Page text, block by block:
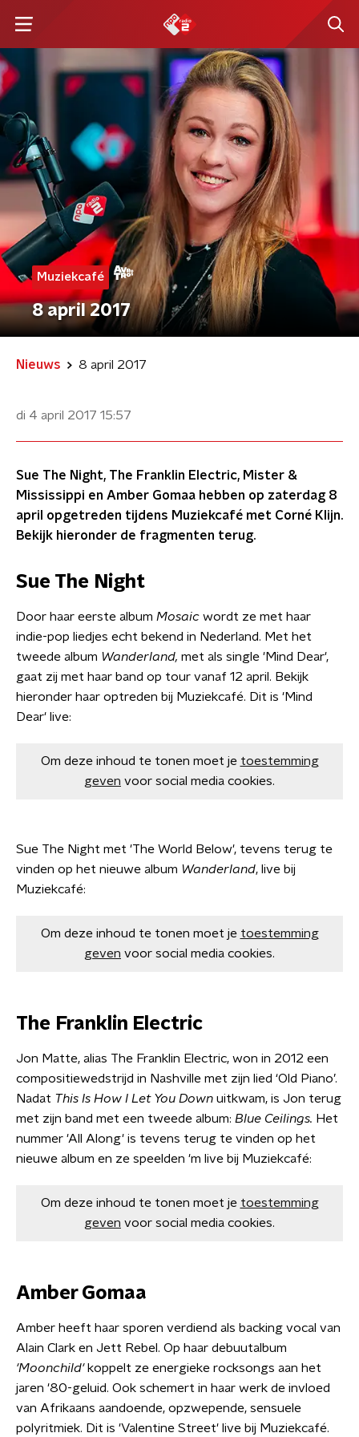
Muziekcafé
8 april 2017
Nieuws 8 april 2017
di 4 april 2017 15:57
Sue The Night, The Franklin Electric, Mister &
Mississippi en Amber Gomaa hebben op zaterdag 8
april opgetreden tijdens Muziekcafé met Corné Klijn.
Bekijk hieronder de fragmenten terug.
Sue The Night
Door haar eerste album Mosaic wordt ze met haar
indie-pop liedjes echt bekend in Nederland. Met het
tweede album Wanderland, met als single 'Mind Dear',
gaat zij met haar band op tour vanaf 12 april. Bekijk
hieronder haar optreden bij Muziekcafé. Dit is 'Mind
Dear' live:
Om deze inhoud te tonen moet je toestemming
geven voor social media cookies.
Sue The Night met 'The World Below', tevens terug te
vinden op het nieuwe album Wanderland, live bij
Muziekcafé:
Om deze inhoud te tonen moet je toestemming
geven voor social media cookies.
The Franklin Electric
Jon Matte, alias The Franklin Electric, won in 2012 een
compositiewedstrijd in Nashville met zijn lied ‘Old Piano’.
Nadat This Is How I Let You Down uitkwam, is Jon terug
met zijn band met een tweede album: Blue Ceilings. Het
nummer 'All Along' is tevens terug te vinden op het
nieuwe album en ze speelden 'm live bij Muziekcafé:
Om deze inhoud te tonen moet je toestemming
geven voor social media cookies.
Amber Gomaa
Amber heeft haar sporen verdiend als backing vocal van
Alain Clark en Jett Rebel. Op haar debuutalbum
'Moonchild'koppelt ze energieke rocksongs aan het
jaren '80-geluid. Ook schemert in haar werk de invloed
van Afrikaans aandoende, opzwepende, sensuele
polyritmiek. Dit is 'Valentine Street' live bij Muziekcafé.